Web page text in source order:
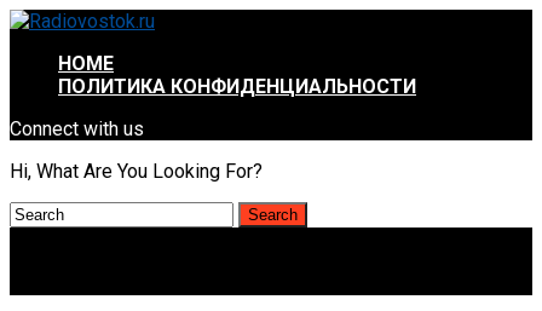
HOME
ПОЛИТИКА КОНФИДЕНЦИАЛЬНОСТИ
Connect with us
Hi, What Are You Looking For?